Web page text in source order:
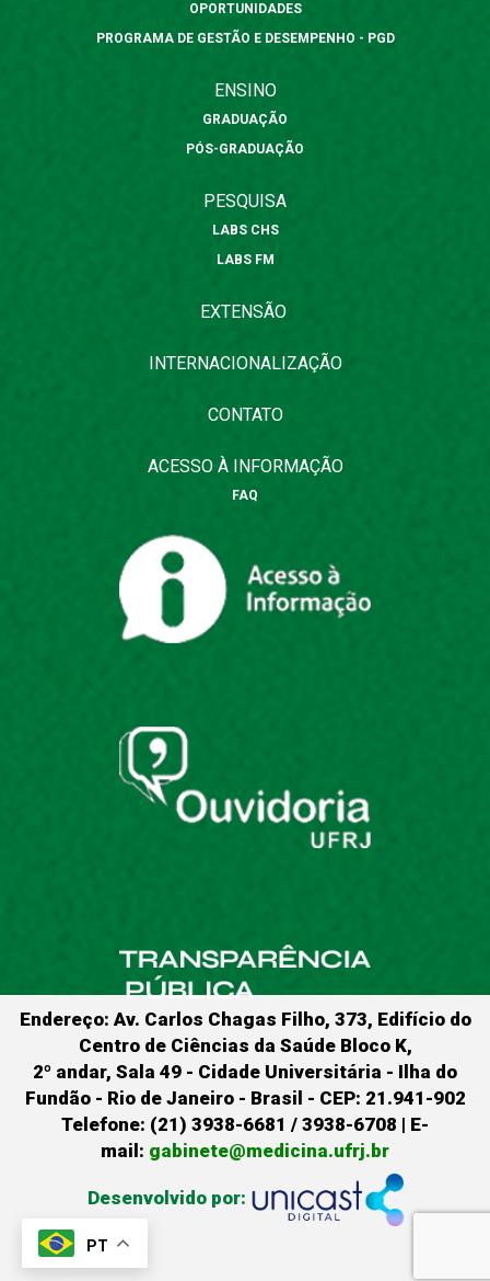
PT
OPORTUNIDADES
PROGRAMA DE GESTÃO E DESEMPENHO - PGD
ENSINO
GRADUAÇÃO
PÓS-GRADUAÇÃO
PESQUISA
LABS CHS
LABS FM
EXTENSÃO
INTERNACIONALIZAÇÃO
CONTATO
ACESSO À INFORMAÇÃO
FAQ
Endereço: Av. Carlos Chagas Filho, 373, Edifício do
Centro de Ciências da Saúde Bloco K,
2º andar, Sala 49 - Cidade Universitária - Ilha do
Fundão - Rio de Janeiro - Brasil - CEP: 21.941-902
Telefone: (21) 3938-6681 / 3938-6708 | E-
mail: gabinete@medicina.ufrj.br
Desenvolvido por: